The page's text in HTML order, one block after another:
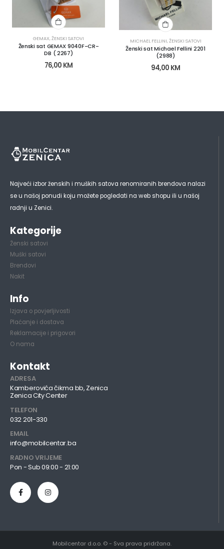
GEMAX,ŽENSKI SATOVI
Ženski sat GEMAX 9040F-CR-
DB ( 2267)
76,00 KM
MICHAEL FELLINI,ŽENSKI SATOVI
Ženski sat Michael Fellini 2201
(2988)
94,00 KM
Najveći izbor ženskih i muških satova renomiranih brendova nalazi
se u našoj ponudi koju možete pogledati na web shopu ili u našoj
radnji u Zenici.
Kategorije
Ženski satovi
Muški satovi
Brendovi
Nakit
Info
Izjava o povjerljivosti
Plaćanje i dostava
Reklamacije i prigovori
O nama
Kontakt
ADRESA
Kamberovića čikma bb, Zenica
Zenica City Center
TELEFON
032 201-330
EMAIL
info@mobilcentar.ba
RADNO VRIJEME
Pon - Sub 09:00 - 21:00
Mobilcentar d.o.o. © - Sva prava pridržana.